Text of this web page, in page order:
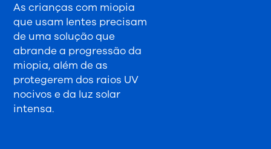
As crianças com miopia
que usam lentes precisam
de uma solução que
abrande a progressão da
miopia, além de as
protegerem dos raios UV
nocivos e da luz solar
intensa.